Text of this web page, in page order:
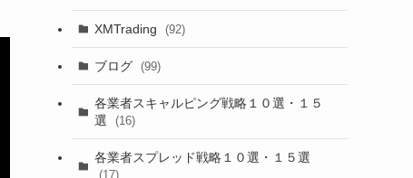
XMTrading (92)
ブログ (99)
各業者スキャルピング戦略１０選・１５
選
(16)
各業者スプレッド戦略１０選・１５選
(17)